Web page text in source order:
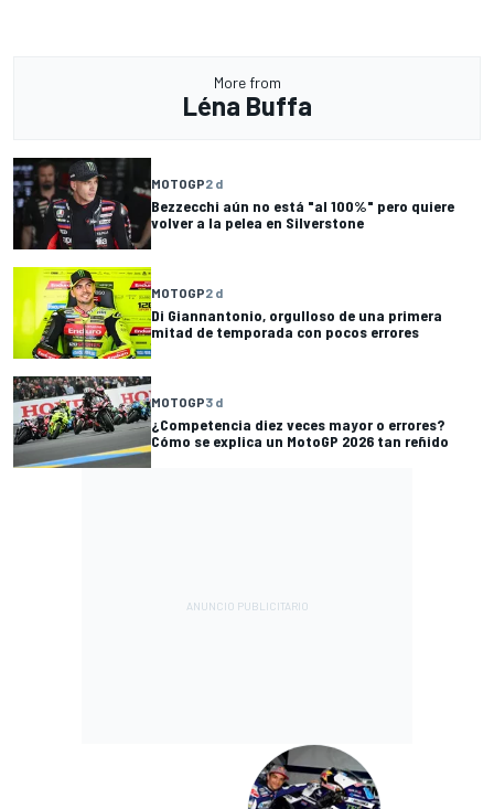
More from
Léna Buffa
MOTOGP2 d
Bezzecchi aún no está "al 100%" pero quiere
volver a la pelea en Silverstone
MOTOGP2 d
Di Giannantonio, orgulloso de una primera
mitad de temporada con pocos errores
MOTOGP3 d
¿Competencia diez veces mayor o errores?
Cómo se explica un MotoGP 2026 tan reñido